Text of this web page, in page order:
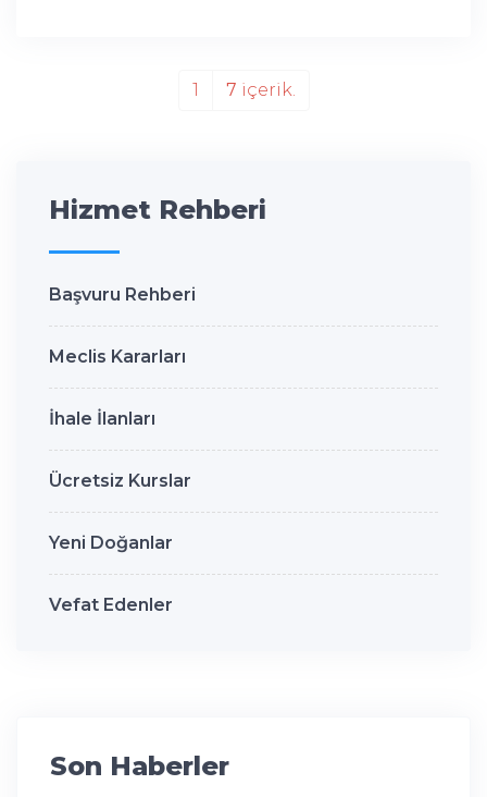
1 7 içerik.
Hizmet Rehberi
Başvuru Rehberi
Meclis Kararları
İhale İlanları
Ücretsiz Kurslar
Yeni Doğanlar
Vefat Edenler
Son Haberler